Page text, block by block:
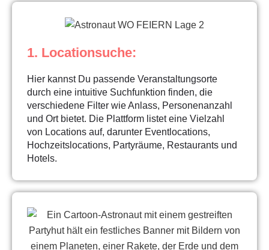
1. Locationsuche:
Hier kannst Du passende Veranstaltungsorte
durch eine intuitive Suchfunktion finden, die
verschiedene Filter wie Anlass, Personenanzahl
und Ort bietet. Die Plattform listet eine Vielzahl
von Locations auf, darunter Eventlocations,
Hochzeitslocations, Partyräume, Restaurants und
Hotels.